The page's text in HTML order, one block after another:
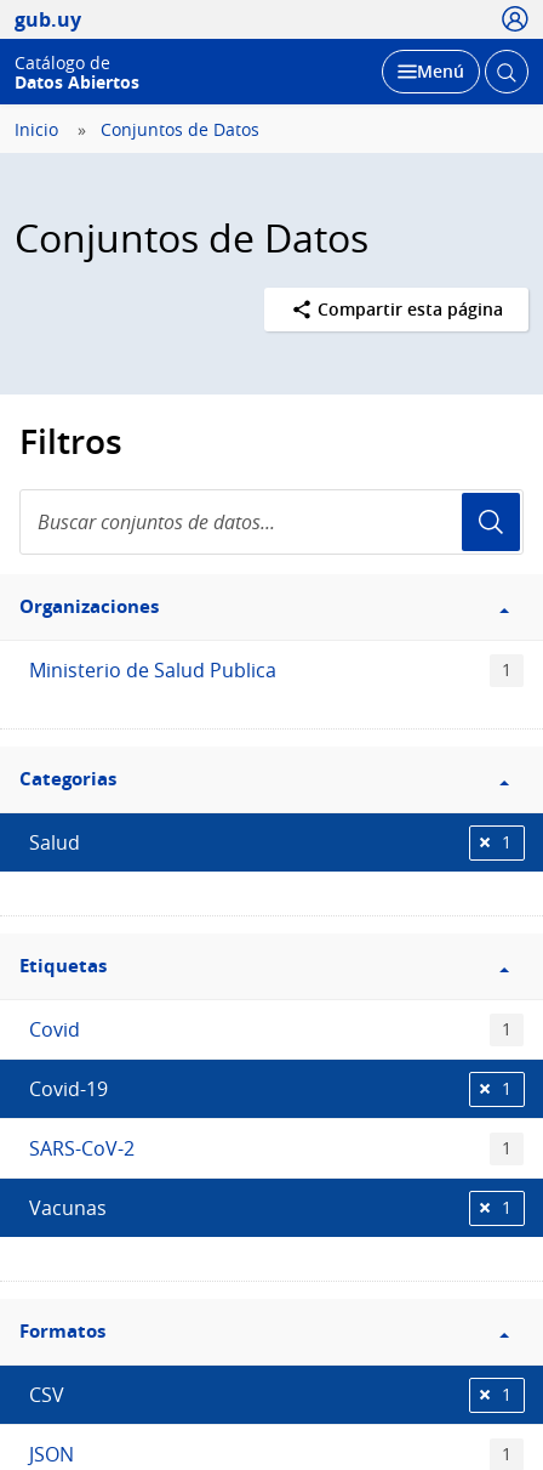
gub.uy
Catálogo de
Datos Abiertos
Desplegar
Menú Abrir
Inicio Conjuntos de Datos
Conjuntos de Datos
Compartir esta página
Filtros
conjuntos
de
Filtro
Organizaciones
Organizaciones
Ministerio de Salud Publica 1
Filtro
Categorias
Categorias
Salud 1
Filtro
Etiquetas
Etiquetas
Covid 1
Covid-19 1
SARS-CoV-2 1
Vacunas 1
Filtro
Formatos
Formatos
CSV 1
JSON 1